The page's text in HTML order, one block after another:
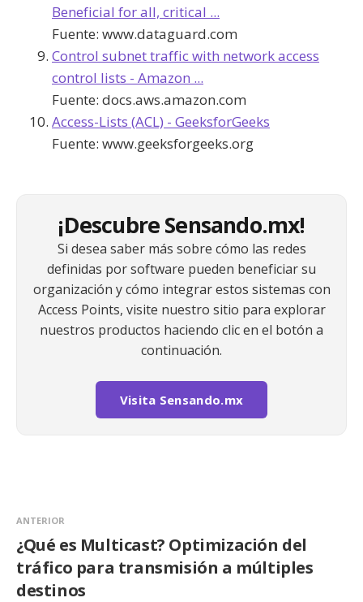
Beneficial for all, critical ...
Fuente: www.dataguard.com
Control subnet traffic with network access
control lists - Amazon ...
Fuente: docs.aws.amazon.com
Access-Lists (ACL) - GeeksforGeeks
Fuente: www.geeksforgeeks.org
¡Descubre Sensando.mx!
Si desea saber más sobre cómo las redes
definidas por software pueden beneficiar su
organización y cómo integrar estos sistemas con
Access Points, visite nuestro sitio para explorar
nuestros productos haciendo clic en el botón a
continuación.
Visita Sensando.mx
ANTERIOR
¿Qué es Multicast? Optimización del
tráfico para transmisión a múltiples
destinos